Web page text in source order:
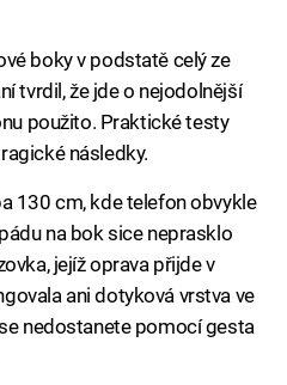
boky v podstatě celý ze
tvrdil, že jde o nejodolnější
použito. Praktické testy
následky.
130 cm, kde telefon obvykle
na bok sice neprasklo
jejíž oprava přijde v
ani dotyková vrstva ve
nedostanete pomocí gesta